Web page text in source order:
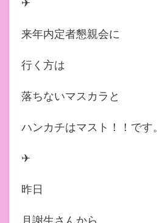
来年内定者懇親会に
行く方は
落ちないマスカラと
ハンカチはマスト！！です。
✈︎
昨日
月謝生さんから